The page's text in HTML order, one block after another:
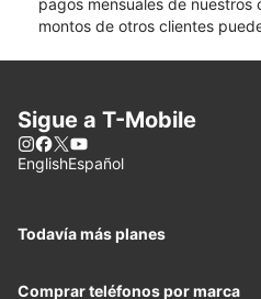
pagos mensuales de nuestros
montos de otros clientes